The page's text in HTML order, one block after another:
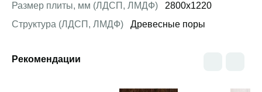
Размер плиты, мм (ЛДСП, ЛМДФ)
2800х1220
Структура (ЛДСП, ЛМДФ)
Древесные поры
Рекомендации